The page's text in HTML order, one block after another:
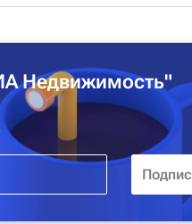
Недвижимость"